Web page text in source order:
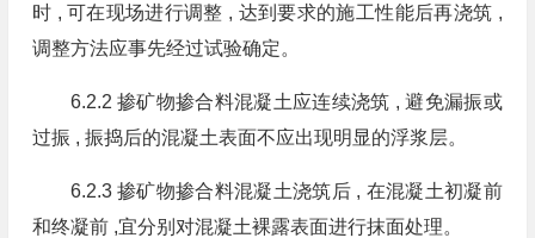
时 , 可在现场进行调整 , 达到要求的施工性能后再浇筑 ,
调整方法应事先经过试验确定。
6.2.2 掺矿物掺合料混凝土应连续浇筑 , 避免漏振或
过振 , 振捣后的混凝土表面不应出现明显的浮浆层。
6.2.3 掺矿物掺合料混凝土浇筑后 , 在混凝土初凝前
和终凝前 ,宜分别对混凝土裸露表面进行抹面处理。